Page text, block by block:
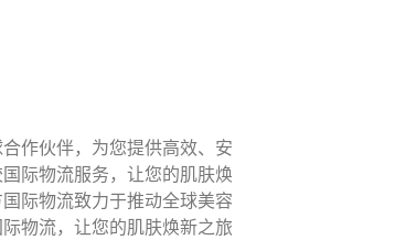
作伙伴，为您提供高效、安
际物流服务，让您的肌肤焕
际物流致力于推动全球美容
物流，让您的肌肤焕新之旅